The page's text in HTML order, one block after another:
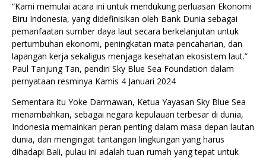
“Kami memulai acara ini untuk mendukung perluasan Ekonomi
Biru Indonesia, yang didefinisikan oleh Bank Dunia sebagai
pemanfaatan sumber daya laut secara berkelanjutan untuk
pertumbuhan ekonomi, peningkatan mata pencaharian, dan
lapangan kerja sekaligus menjaga kesehatan ekosistem laut.”
Paul Tanjung Tan, pendiri Sky Blue Sea Foundation dalam
pernyataan resminya Kamis 4 Januari 2024
Sementara itu Yoke Darmawan, Ketua Yayasan Sky Blue Sea
menambahkan, sebagai negara kepulauan terbesar di dunia,
Indonesia memainkan peran penting dalam masa depan lautan
dunia, dan mengingat tantangan lingkungan yang harus
dihadapi Bali, pulau ini adalah tuan rumah yang tepat untuk